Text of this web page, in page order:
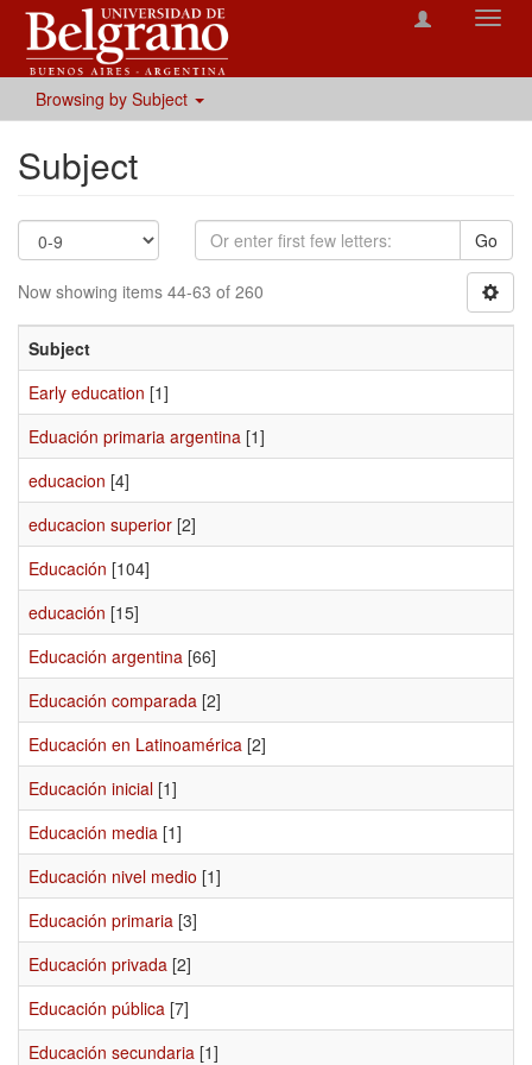
Browsing by Subject
Subject
Go
Now showing items 44-63 of 260
Subject
Early education [1]
Eduación primaria argentina [1]
educacion [4]
educacion superior [2]
Educación [104]
educación [15]
Educación argentina [66]
Educación comparada [2]
Educación en Latinoamérica [2]
Educación inicial [1]
Educación media [1]
Educación nivel medio [1]
Educación primaria [3]
Educación privada [2]
Educación pública [7]
Educación secundaria [1]